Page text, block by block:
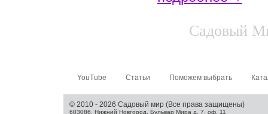
Садовый
YouTube Статьи Поможем выбрать
© 2010 - 2026 Садовый мир (Все права защищены)
603086, Нижний Новгород, Бульвар Мира д. 7, оф. 11